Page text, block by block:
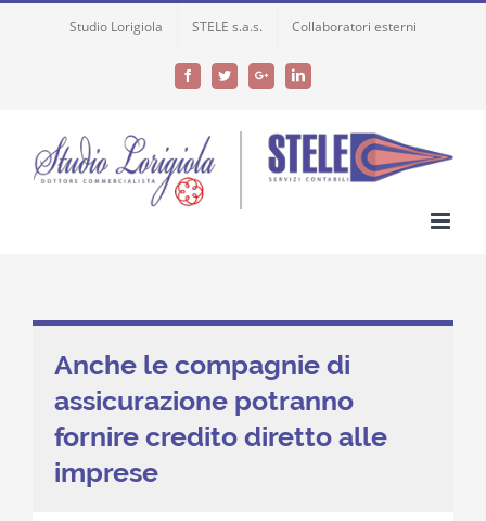
Studio Lorigiola STELE s.a.s. Collaboratori esterni
FacebookTwitterGoogle+LinkedIn
Anche le compagnie di
assicurazione potranno
fornire credito diretto alle
imprese